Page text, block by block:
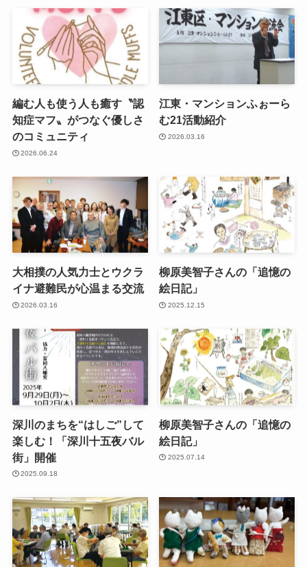
編む人も使う人も癒す〝認
知症マフ〟がつなぐ優しさ
のコミュニティ
2026.06.24
江東・マンションふぉーら
む21活動紹介
2026.03.16
大相撲の人気力士とウクラ
イナ避難民が心温まる交流
2026.03.16
柳原美智子さんの「追憶の
絵日記」
2025.12.15
深川のまちを“はしご”して
楽しむ！「深川十五夜バル
街」開催
2025.09.18
柳原美智子さんの「追憶の
絵日記」
2025.07.14